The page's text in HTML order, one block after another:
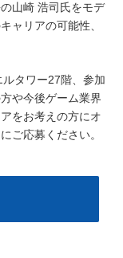
山崎 浩司氏をモデ
ャリアの可能性、
タワー27階、参加
や今後ゲーム業界
をお考えの方にオ
ご応募ください。